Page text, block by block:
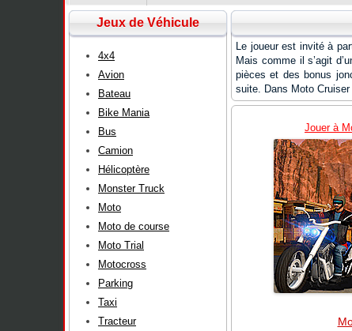
Le joueur est invité à
Mais comme il s’agit
pièces et des bonus
suite. Dans Moto
Jouer à
Jeux de Véhicule
4x4
Avion
Bateau
Bike Mania
Bus
Camion
Hélicoptère
Monster Truck
Moto
Moto de course
Moto Trial
Motocross
Parking
Taxi
Tracteur